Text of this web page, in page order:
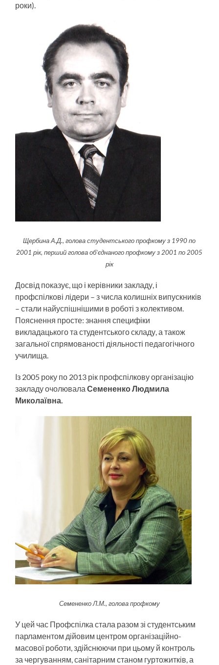
роки).
Щербина А.Д., голова студентського профкому з 1990 по
2001 рік, перший голова об’єднаного профкому з 2001 по 2005
рік
Досвід показує, що і керівники закладу, і
профспілкові лідери – з числа колишніх випускників
– стали найуспішнішими в роботі з колективом.
Пояснення просте: знання специфіки
викладацького та студентського складу, а також
загальної спрямованості діяльності педагогічного
училища.
Із 2005 року по 2013 рік профспілкову організацію
закладу очолювалаСемененко Людмила
Миколаївна.
Семененко Л.М., голова профкому
У цей час Профспілка стала разом зі студентським
парламентом дійовим центром організаційно-
масової роботи, здійснюючи при цьому й контроль
за чергуванням, санітарним станом гуртожитків, а